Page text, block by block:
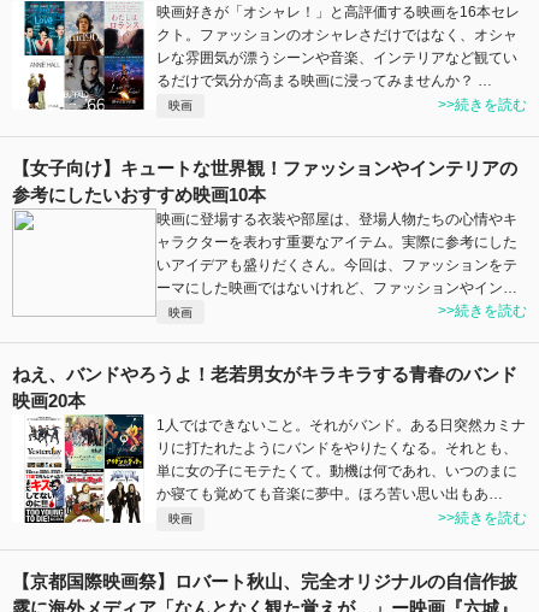
映画好きが「オシャレ！」と高評価する映画を16本セレ
クト。ファッションのオシャレさだけではなく、オシャ
レな雰囲気が漂うシーンや音楽、インテリアなど観てい
るだけで気分が高まる映画に浸ってみませんか？ …
映画 >>続きを読む
【女子向け】キュートな世界観！ファッションやインテリアの
参考にしたいおすすめ映画10本
映画に登場する衣装や部屋は、登場人物たちの心情やキ
ャラクターを表わす重要なアイテム。実際に参考にした
いアイデアも盛りだくさん。今回は、ファッションをテ
ーマにした映画ではないけれど、ファッションやイン…
映画 >>続きを読む
ねえ、バンドやろうよ！老若男女がキラキラする青春のバンド
映画20本
1人ではできないこと。それがバンド。ある日突然カミナ
リに打たれたようにバンドをやりたくなる。それとも、
単に女の子にモテたくて。動機は何であれ、いつのまに
か寝ても覚めても音楽に夢中。ほろ苦い思い出もあ…
映画 >>続きを読む
【京都国際映画祭】ロバート秋山、完全オリジナルの自信作披
露に海外メディア「なんとなく観た覚えが…」ー映画『六城』